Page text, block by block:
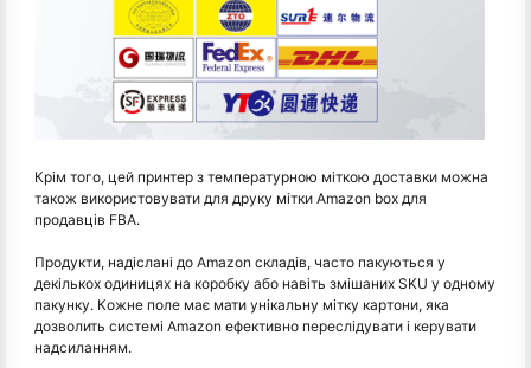
Крім того, цей принтер з температурною міткою доставки можна
також використовувати для друку мітки Amazon box для
продавців FBA.
Продукти, надіслані до Amazon складів, часто пакуються у
декількох одиницях на коробку або навіть змішаних SKU у одному
пакунку. Кожне поле має мати унікальну мітку картони, яка
дозволить системі Amazon ефективно переслідувати і керувати
надсиланням.